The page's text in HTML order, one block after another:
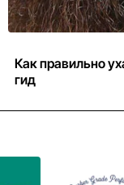
Как правильно
гид